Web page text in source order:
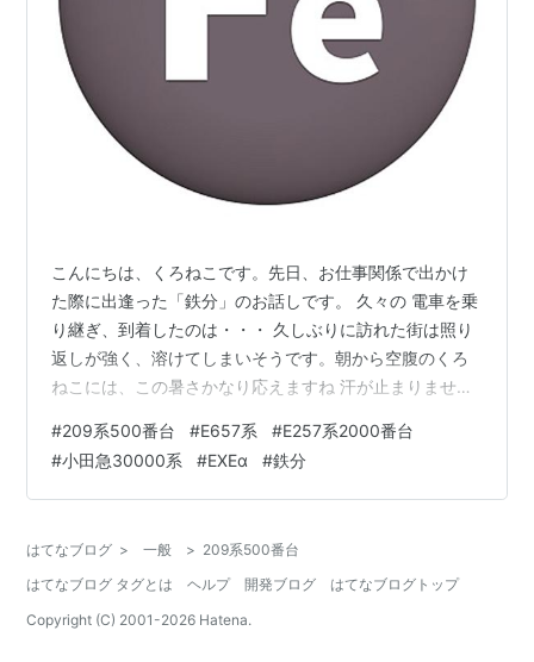
こんにちは、くろねこです。先日、お仕事関係で出かけ
た際に出逢った「鉄分」のお話しです。 久々の 電車を乗
り継ぎ、到着したのは・・・ 久しぶりに訪れた街は照り
返しが強く、溶けてしまいそうです。朝から空腹のくろ
ねこには、この暑さかなり応えますね 汗が止まりませ
ガーキングを目指しましたが、そこはロッテリアに変わ
ってました（泣）もう、バーキンのお腹になってたの
に。。。 バーキン 無くなっていたぁぁぁ 予定変更で彷
ポリタン専門店 公式サイト）でランチすることに オーソ
ドックスにナポリタンをオーダーし待っ…
#209系500番台 #E657系 #E257系2000番台
#小田急30000系 #EXEα #鉄分
はてなブログ > 一般 > 209系500番台
はてなブログ タグとは
ヘルプ 開発ブログ
はてなブログトップ
Copyright (C) 2001-2026 Hatena.